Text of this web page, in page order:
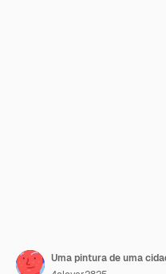
Uma pintura de uma